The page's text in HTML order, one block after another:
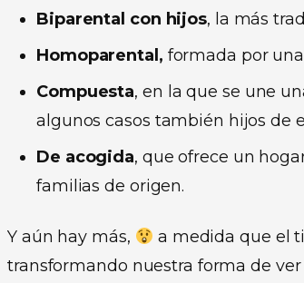
Biparental con hijos, la más
Homoparental, formada por
Compuesta, en la que se une
algunos casos también hijos de
De acogida, que ofrece un
familias de origen.
Y aún hay más,
a medida que el
transformando nuestra forma de